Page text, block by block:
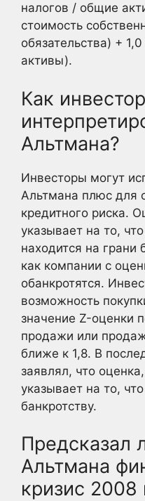
налогов / общие
стоимость
обязательства) +
активы).
Как
Альтмана?
Инвесторы могут
Альтмана плюс для
кредитного риска.
указывает на то,
находится на грани
как компании с
обанкротятся.
возможность
значение Z-оценки
продажи или
ближе к 1,8. В
заявлял, что
указывает на то,
банкротству.
Предсказал
Альтмана
кризис 2008